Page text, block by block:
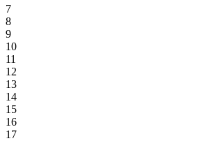
7
8
9
10
11
12
13
14
15
16
17